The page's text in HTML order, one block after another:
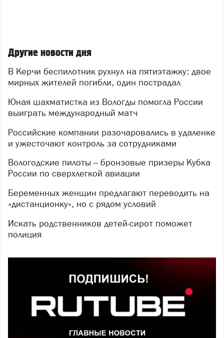
Другие новости дня
В Керчи беспилотник рухнул на пятиэтажку: двое
мирных жителей погибли, один пострадал
Юная шахматистка из Вологды помогла России
выиграть международный матч
Российские компании разочаровались в удаленке
и ужесточают контроль за сотрудниками
Вологодские пилоты – бронзовые призеры Кубка
России по сверхлегкой авиации
Беременных женщин предлагают переводить на
«дистанционку», но с рядом условий
Искать родственников детей-сирот поможет
полиция